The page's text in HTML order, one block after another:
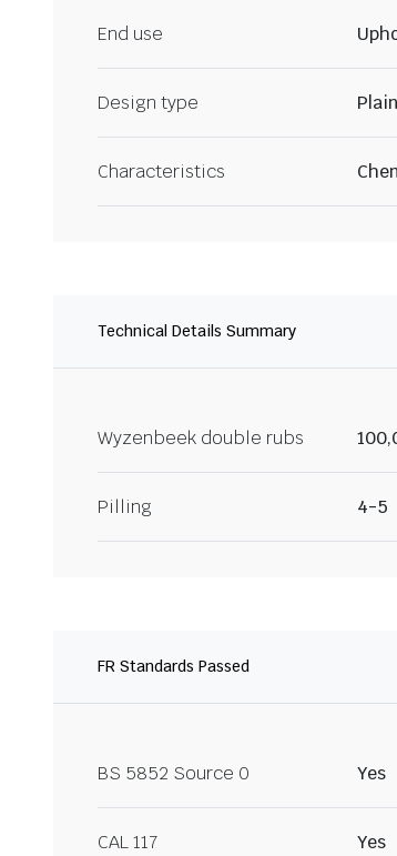
End use
Design type Plain
Characteristics
Technical Details Summary
Wyzenbeek double rubs
Pilling 4-5
FR Standards Passed
BS 5852 Source 0 Yes
CAL 117 Yes